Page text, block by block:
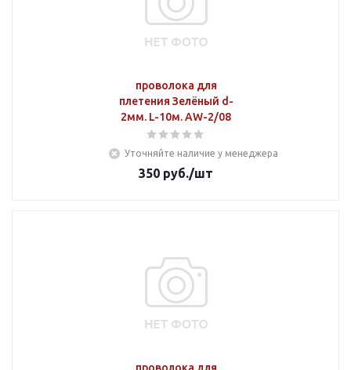
проволока для
плетения Зелёный d-
2мм. L-10м. AW-2/08
Уточняйте наличие у менеджера
350 руб./шт